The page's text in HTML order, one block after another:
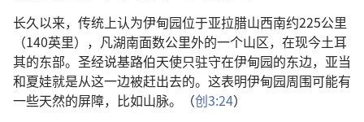
长久以来，传统上认为伊甸园位于亚拉腊山西南约225公里
（140英里），凡湖南面数公里外的一个山区，在现今土耳
其的东部。圣经说基路伯天使只驻守在伊甸园的东边，亚当
和夏娃就是从这一边被赶出去的。这表明伊甸园周围可能有
一些天然的屏障，比如山脉。（创3:24）